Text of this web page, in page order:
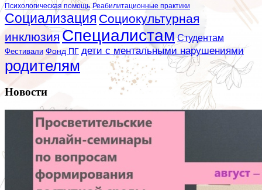
Психологическая помощь Реабилитационные практики
Социализация Социокультурная
инклюзияСпециалистам Студентам
Фестивали Фонд ПГ дети с ментальными нарушениями
родителям
Новости